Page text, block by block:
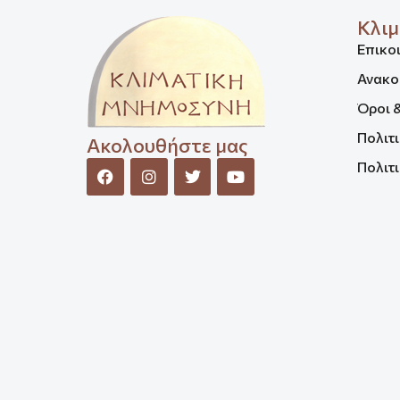
Ακολουθήστε μας
Όροι